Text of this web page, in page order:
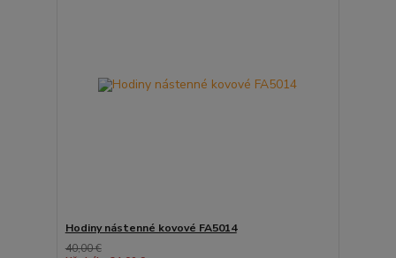
Hodiny nástenné kovové FA5014
40,00 €